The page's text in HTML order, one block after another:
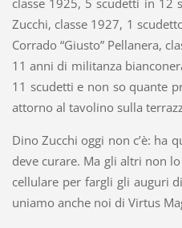
Zucchi, classe 1927, 1
Corrado “Giusto” Pellanera,
11 anni di militanza
11 scudetti e non so quante
attorno al tavolino sulla
Dino Zucchi oggi non c’è: ha
deve curare. Ma gli altri non
cellulare per fargli gli auguri
uniamo anche noi di Virtus